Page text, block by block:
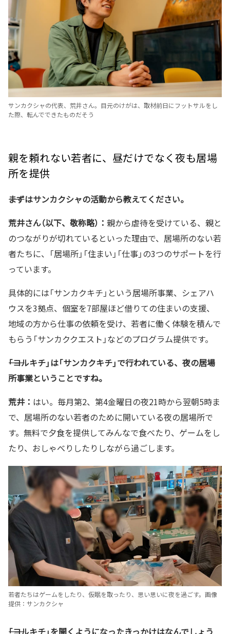
サンカクシャの代表、荒井さん。目元のけがは、取材前日にフットサルをし
た際、転んでできたものだそう
親を頼れない若者に、昼だけでなく夜も居場
所を提供
――まずはサンカクシャの活動から教えてください。
荒井さん（以下、敬称略）： 親から虐待を受けている、親と
のつながりが切れているといった理由で、居場所のない若
者たちに、「居場所」「住まい」「仕事」の3つのサポートを行
っています。
具体的には「サンカクキチ」という居場所事業、シェアハ
ウスを3拠点、個室を7部屋ほど借りての住まいの支援、
地域の方から仕事の依頼を受け、若者に働く体験を積んで
もらう「サンカククエスト」などのプログラム提供です。
――「ヨルキチ」は「サンカクキチ」で行われている、夜の居場
所事業ということですね。
荒井： はい。毎月第2、第4金曜日の夜21時から翌朝5時ま
で、居場所のない若者のために開いている夜の居場所で
す。無料で夕食を提供してみんなで食べたり、ゲームをし
たり、おしゃべりしたりしながら過ごします。
若者たちはゲームをしたり、仮眠を取ったり、思い思いに夜を過ごす。画像
提供：サンカクシャ
――「ヨルキチ」を開くようになったきっかけはなんでしょう